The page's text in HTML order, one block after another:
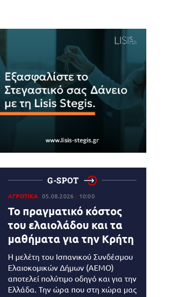
G-SPOT
ΑΓΡΟΤΙΚΑ 05.08.2026 10:00
Το πραγματικό κόστος
του ελαιολάδου και τα
μαθήματα για την Κρήτη
Η μελέτη του Ισπανικού Συνδέσμου
Ελαιοκομικών Δήμων (AEMO)
αποτελεί πολύτιμο οδηγό και για την
Ελλάδα. Την ώρα που στη χώρα μας